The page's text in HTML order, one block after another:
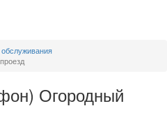
Огородный